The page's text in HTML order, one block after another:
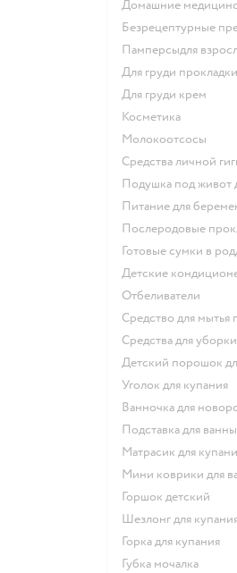
домашние
безрецептурные
памперсыдля
для груди прокладки
для груди крем
косметика
Молокоотсосы
средства личной
подушка под
питание для
послеродовые
готовые сумки в
детские
отбеливатели
средство для мытья
средства для уборки
детский порошок
уголок для купания
ванночка для
подставка для ванны
матрасик для
мини коврики для
горшок детский
шезлонг для
горка для купания
губка мочалка